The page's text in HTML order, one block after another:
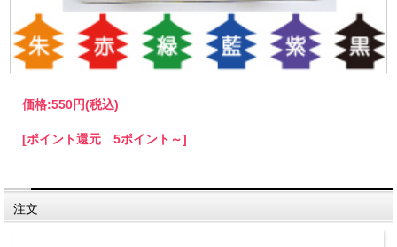
価格:550円(税込)
[ポイント還元 5ポイント～]
注文